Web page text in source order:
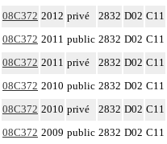
08C372 2012 privé 2832 D02 C11
08C372 2011 public 2832 D02 C11
08C372 2011 privé 2832 D02 C11
08C372 2010 public 2832 D02 C11
08C372 2010 privé 2832 D02 C11
08C372 2009 public 2832 D02 C11